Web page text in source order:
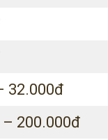
32.000đ
– 200.000đ